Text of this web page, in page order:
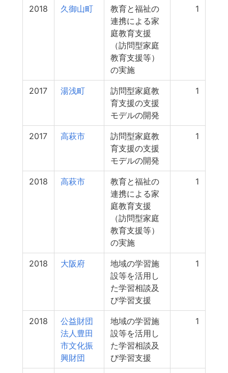
2018 久御山町
教育と福祉の
連携による家
庭教育支援
（訪問型家庭
教育支援等）
の実施
1
2017 湯浅町
訪問型家庭教
育支援の支援
モデルの開発
1
2017 高萩市
訪問型家庭教
育支援の支援
モデルの開発
1
2018 高萩市
教育と福祉の
連携による家
庭教育支援
（訪問型家庭
教育支援等）
の実施
1
2018 大阪府
地域の学習施
設等を活用し
た学習相談及
び学習支援
1
2018
公益財団
法人豊田
市文化振
興財団
地域の学習施
設等を活用し
た学習相談及
び学習支援
1